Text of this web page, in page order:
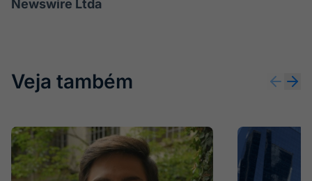
Newswire Ltda
Veja também